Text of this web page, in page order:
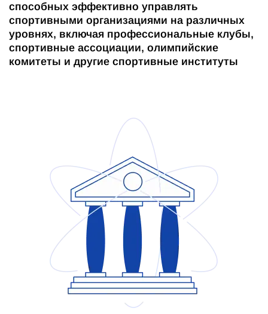
способных эффективно управлять
спортивными организациями на различных
уровнях, включая профессиональные клубы,
спортивные ассоциации, олимпийские
комитеты и другие спортивные институты